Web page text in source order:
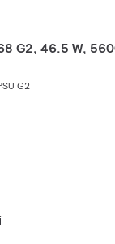
G2, 46.5 W,
G2